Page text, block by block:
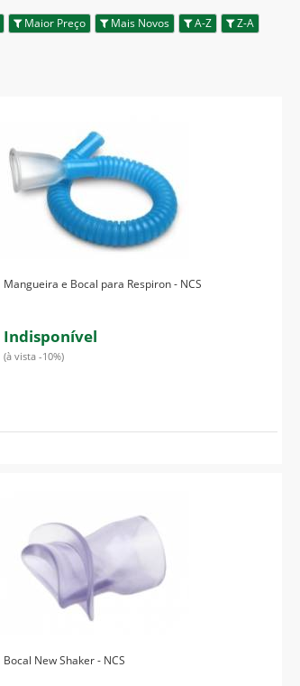
Maior Preço Mais Novos A-Z Z-A
Mangueira e Bocal para Respiron - NCS
Indisponível
(à vista -10%)
Bocal New Shaker - NCS